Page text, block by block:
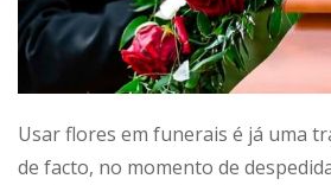
Usar flores em funerais é já uma
de facto, no momento de